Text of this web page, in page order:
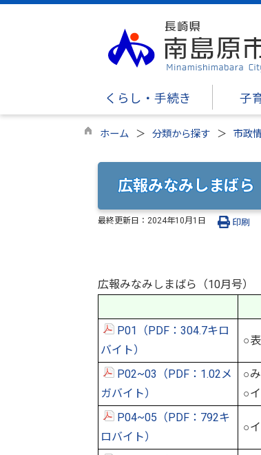
くらし・手続き 子
ホーム 分類から探す 市政
広報みなみしまばら
最終更新日： 2024年10月1日 印刷
広報みなみしまばら（10月号）
P01（PDF：304.7キロ
バイト）
○
P02~03（PDF：1.02メ
ガバイト）
○
○
P04~05（PDF：792キ
ロバイト）
○